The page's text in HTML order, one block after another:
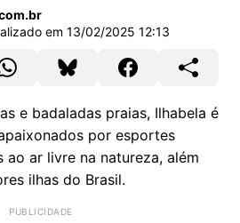
em 13/02/2025 12:13
e badaladas praias, Ilhabela é
por esportes
ar livre na natureza, além
ilhas do Brasil.